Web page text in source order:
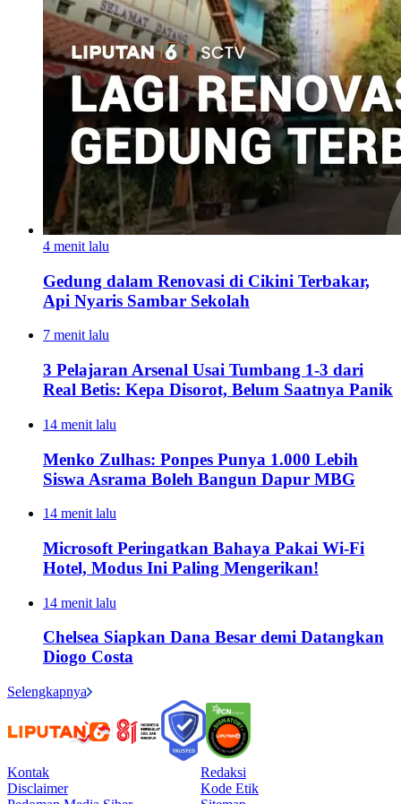
4 menit lalu
Gedung dalam Renovasi di Cikini Terbakar,
Api Nyaris Sambar Sekolah
7 menit lalu
3 Pelajaran Arsenal Usai Tumbang 1-3 dari
Real Betis: Kepa Disorot, Belum Saatnya Panik
14 menit lalu
Menko Zulhas: Ponpes Punya 1.000 Lebih
Siswa Asrama Boleh Bangun Dapur MBG
14 menit lalu
Microsoft Peringatkan Bahaya Pakai Wi-Fi
Hotel, Modus Ini Paling Mengerikan!
14 menit lalu
Chelsea Siapkan Dana Besar demi Datangkan
Diogo Costa
Selengkapnya
Kontak
Redaksi
Disclaimer
Kode Etik